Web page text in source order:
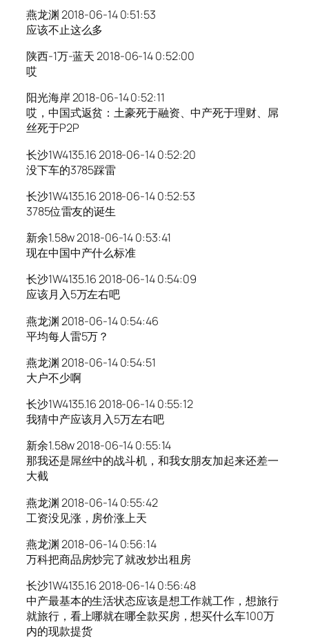
燕龙渊 2018-06-14 0:51:53
应该不止这么多
陕西-1万-蓝天 2018-06-14 0:52:00
哎
阳光海岸 2018-06-14 0:52:11
哎，中国式返贫：土豪死于融资、中产死于理财、屌
丝死于P2P
长沙1W4135.16 2018-06-14 0:52:20
没下车的3785踩雷
长沙1W4135.16 2018-06-14 0:52:53
3785位雷友的诞生
新余1.58w 2018-06-14 0:53:41
现在中国中产什么标准
长沙1W4135.16 2018-06-14 0:54:09
应该月入5万左右吧
燕龙渊 2018-06-14 0:54:46
平均每人雷5万？
燕龙渊 2018-06-14 0:54:51
大户不少啊
长沙1W4135.16 2018-06-14 0:55:12
我猜中产应该月入5万左右吧
新余1.58w 2018-06-14 0:55:14
那我还是屌丝中的战斗机，和我女朋友加起来还差一
大截
燕龙渊 2018-06-14 0:55:42
工资没见涨，房价涨上天
燕龙渊 2018-06-14 0:56:14
万科把商品房炒完了就改炒出租房
长沙1W4135.16 2018-06-14 0:56:48
中产最基本的生活状态应该是想工作就工作，想旅行
就旅行，看上哪就在哪全款买房，想买什么车100万
内的现款提货